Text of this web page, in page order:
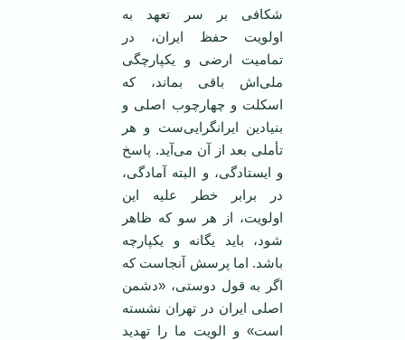
شکافی بر سر تعهد به
اولویت حفظ ایران، در
تمامیت ارضی و یکپارچگی
ملی‌اش باقی بماند، که
اسکلت و چهارچوب اصلی و
بنیادین ایرانگرایی‌ست و هر
تأملی بعد از آن می‌آید. پاسخ
و ایستادگی، و البته آمادگی،
در برابر خطر علیه این
اولویت، از هر سو که ظاهر
شود، باید یگانه و یکپارچه
باشد. اما پرسش آنجاست که
اگر به قول دوستی، «دشمن
اصلی ایران در تهران نشسته
است» و الویت ما را تهدید